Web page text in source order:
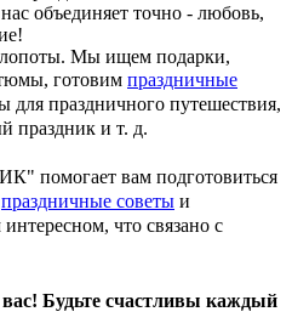
объединяет точно - любовь,
Мы ищем подарки,
готовим праздничные
для праздничного путешествия,
праздник и т. д.
вам подготовиться
праздничные советы и
что связано с
Будьте счастливы каждый